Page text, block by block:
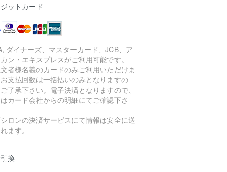
ットカード
ダイナーズ、マスターカード、JCB、ア
ン・エキスプレスがご利用可能です。
者様名義のカードのみご利用いただけま
支払回数は一括払いのみとなりますの
了承下さい。電子決済となりますので、
カード会社からの明細にてご確認下さ
ロンの決済サービスにて情報は安全に送
ます。
換